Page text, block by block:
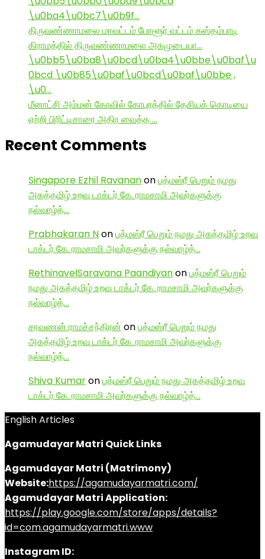
\u0ba4\u0bc7\u0b9f…
திருவண்ணாமலை மாவட்டம் போளூர் வட்டம் கஸ்தம்பாடி
கிராமத்தில் திருவண்ணாமலை அகமுடையா…
\u0bb5\u0ba8\u0bcd\u0ba4\u0bbe\u0baf\u
0bcd \u0b85\u0baf\u0bcd\u0baf\u0bbe ,
\u0…
மீனாட்சி அம்மன் கோவில் கோபுரத்தில் தேசியக் கொடியை
ஏற்றி பிரிட்டிசாரை அதிர வைத்த …
Recent Comments
Singapore Ezhil Ravananonபத்மஸ்ரீ பெறும் நமது
அகத்தமிழ் உறவு டாக்டர் கே. ராமசாமி அவர்களுக்கு
நல்வாழ்த்…
Prabhakaran Nonபத்மஸ்ரீ பெறும் நமது அகத்தமிழ் உறவு
டாக்டர் கே. ராமசாமி அவர்களுக்கு நல்வாழ்த்…
RethinavelSaravana Paandiyanonபத்மஸ்ரீ பெறும்
நமது அகத்தமிழ் உறவு டாக்டர் கே. ராமசாமி அவர்களுக்கு
நல்வாழ்த்…
சரவணன் ராமச்சந்திரன் onபத்மஸ்ரீ பெறும் நமது
அகத்தமிழ் உறவு டாக்டர் கே. ராமசாமி அவர்களுக்கு
நல்வாழ்த்…
Shiva Kumaronபத்மஸ்ரீ பெறும் நமது அகத்தமிழ் உறவு
டாக்டர் கே. ராமசாமி அவர்களுக்கு நல்வாழ்த்…
English Articles
Agamudayar Matri Quick Links
Agamudayar Matri (Matrimony)
Website:https://agamudayarmatri.com/
Agamudayar Matri Application:
https://play.google.com/store/apps/details?
id=com.agamudayarmatri.www
Instagram ID: